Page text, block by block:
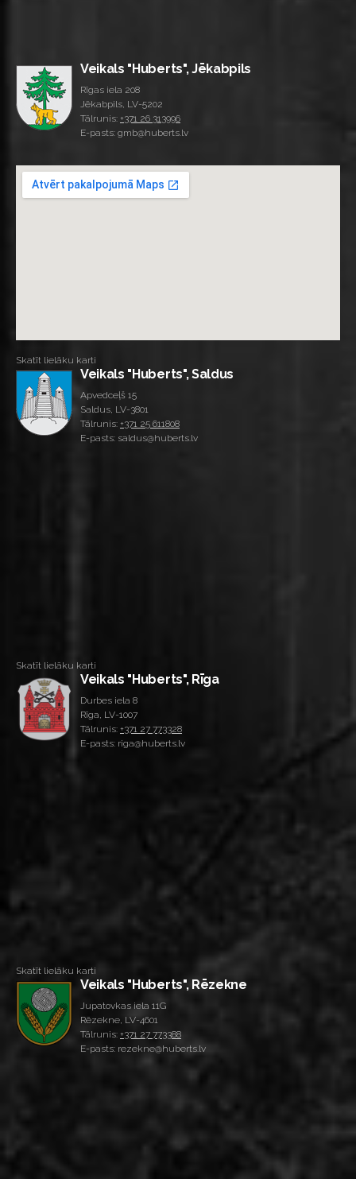
Veikals "Huberts", Jēkabpils
Rīgas iela 208
Jēkabpils, LV-5202
Tālrunis: +371 26 313996
E-pasts: gmb@huberts.lv
Skatīt lielāku karti
Veikals "Huberts", Saldus
Apvedceļš 15
Saldus, LV-3801
Tālrunis: +371 25 611808
E-pasts: saldus@huberts.lv
Skatīt lielāku karti
Veikals "Huberts", Rīga
Durbes iela 8
Rīga, LV-1007
Tālrunis: +371 27 773328
E-pasts: riga@huberts.lv
Skatīt lielāku karti
Veikals "Huberts", Rēzekne
Jupatovkas iela 11G
Rēzekne, LV-4601
Tālrunis: +371 27 773388
E-pasts: rezekne@huberts.lv